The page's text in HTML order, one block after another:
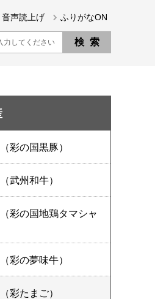
音声読上げ ふりがなON
彩の国黒豚）
武州和牛）
彩の国地鶏タマシャ
彩の夢味牛）
彩たまご）